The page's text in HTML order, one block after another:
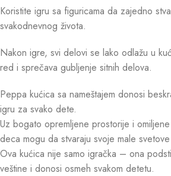
Koristite igru sa figuricama da zajedno
svakodnevnog života.
Nakon igre, svi delovi se lako odlažu u
red i sprečava gubljenje sitnih delova.
Peppa kućica sa nameštajem donosi
igru za svako dete.
Uz bogato opremljene prostorije i
deca mogu da stvaraju svoje male
Ova kućica nije samo igračka – ona
veštine i donosi osmeh svakom detetu.